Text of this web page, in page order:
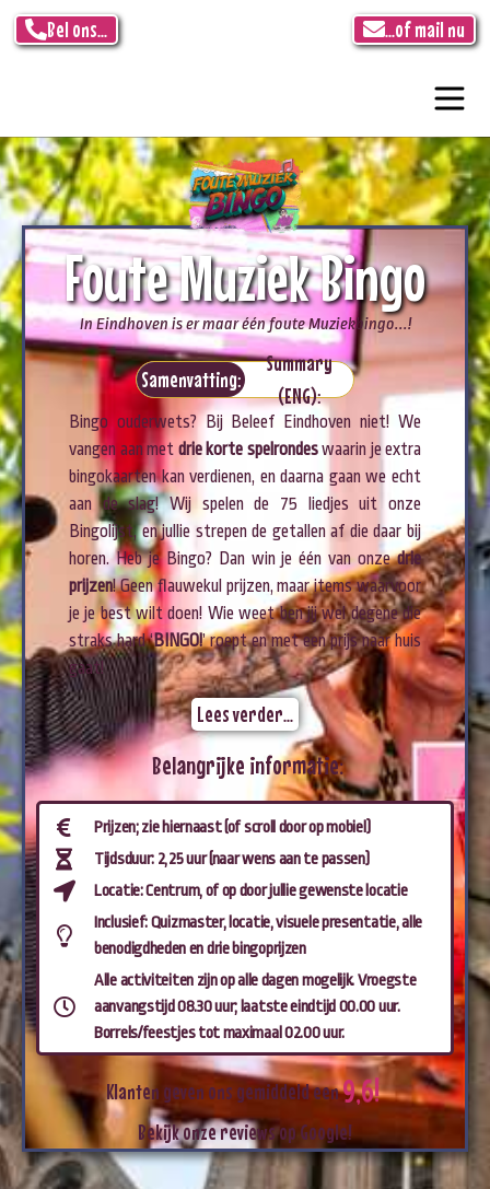
Bel ons... ...of mail nu
Foute Muziek Bingo
In Eindhoven is er maar één foute Muziekbingo...!
Samenvatting:
Summary
(ENG):
Bingo ouderwets? Bij Beleef Eindhoven niet! We
vangen aan met drie korte spelrondeswaarin je extra
bingokaarten kan verdienen, en daarna gaan we echt
aan de slag! Wij spelen de 75 liedjes uit onze
Bingolijst, en jullie strepen de getallen af die daar bij
horen. Heb je Bingo? Dan win je één van onzedrie
prijzen! Geen flauwekul prijzen, maar items waarvoor
je je best wilt doen! Wie weet ben jij wel degene die
straks hard ‘BINGO!’ roept en met een prijs naar huis
gaat!
Lees verder...
Belangrijke informatie:
Prijzen; zie hiernaast (of scroll door op mobiel)
Tijdsduur: 2,25 uur (naar wens aan te passen)
Locatie: Centrum, of op door jullie gewenste locatie
Inclusief: Quizmaster, locatie, visuele presentatie, alle
benodigdheden en drie bingoprijzen
Alle activiteiten zijn op alle dagen mogelijk. Vroegste
aanvangstijd 08.30 uur; laatste eindtijd 00.00 uur.
Borrels/feestjes tot maximaal 02.00 uur.
Klanten geven ons gemiddeldeen9,6!
BekijkonzereviewsopGoogle!